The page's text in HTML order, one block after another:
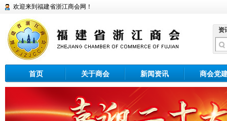
欢迎来到福建省浙江商会网！
资
首页 关于商会 新闻资讯 商会党